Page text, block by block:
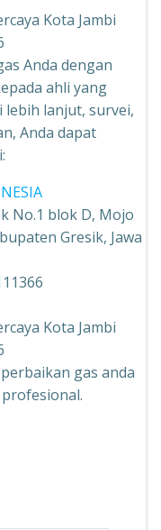
Kota Jambi
Anda dengan
ahli yang
lanjut, survei,
Anda dapat
No.1 blok D, Mojo
Gresik, Jawa
Kota Jambi
gas anda